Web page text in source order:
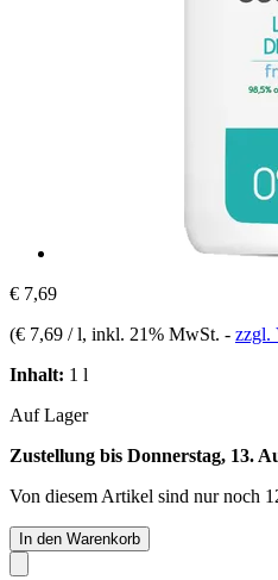
€ 7,69
(€ 7,69 / l, inkl. 21% MwSt. - zzgl.
Inhalt: 1 l
Auf Lager
Zustellung bis Donnerstag, 13.
Von diesem Artikel sind nur noch
In den Warenkorb